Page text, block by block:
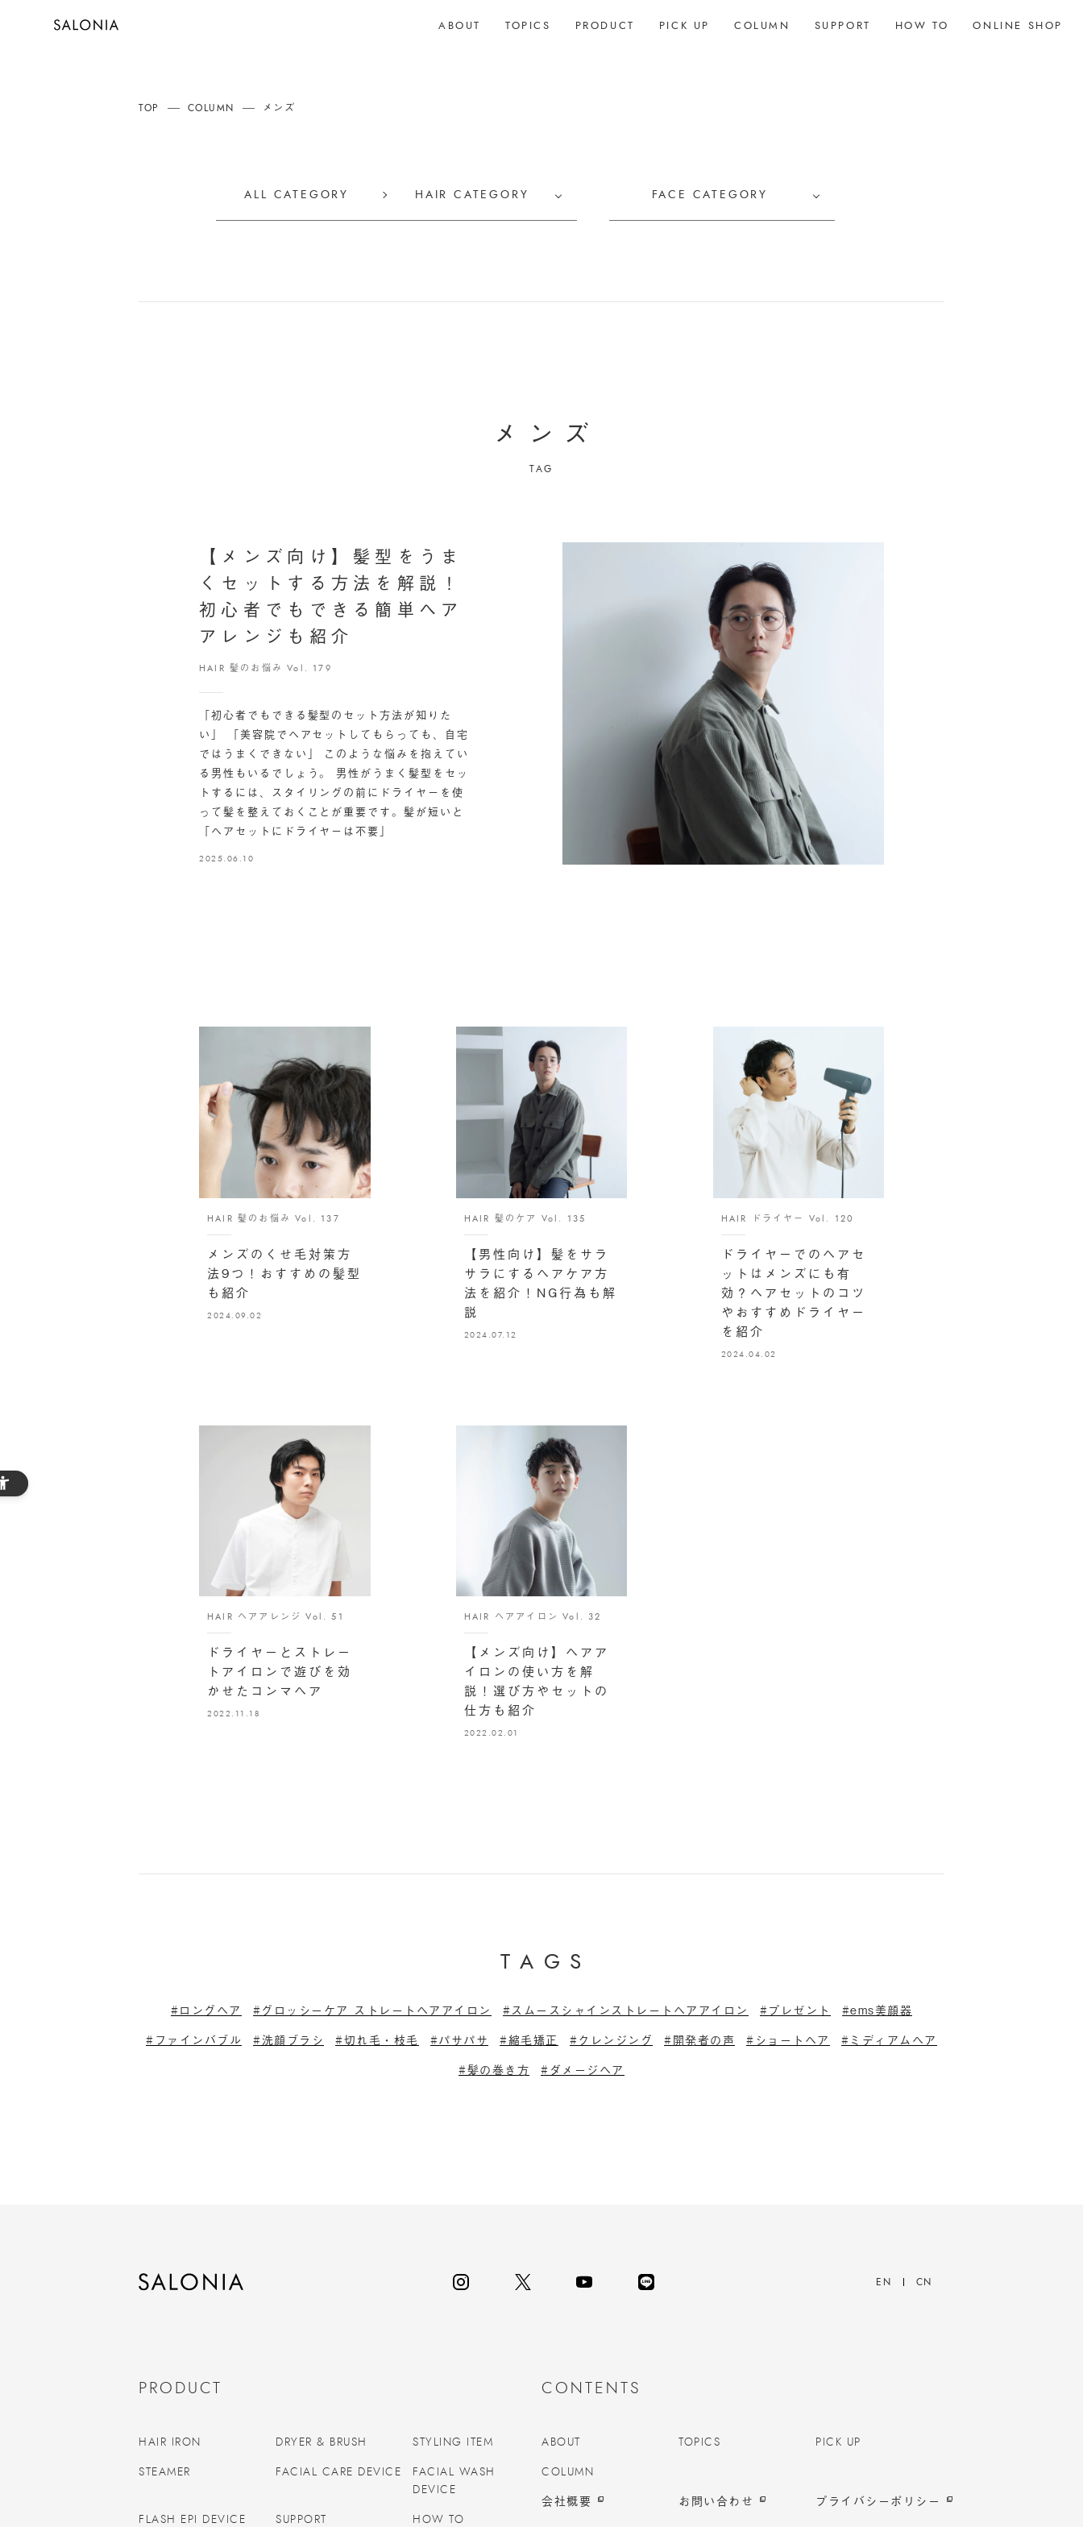
ABOUT TOPICS PRODUCT PICK UP COLUMN SUPPORT HOW TO ONLINE SHOP
TOP COLUMN メンズ
ALL CATEGORY HAIR CATEGORY FACE CATEGORY
メ ン ズ
TAG
HAIR 髪のお悩み Vol. 179
【メンズ向け】髪型をうま
くセットする方法を解説！
初心者でもできる簡単ヘア
アレンジも紹介
「初心者でもできる髪型のセット方法が知りた
い」 「美容院でヘアセットしてもらっても、自宅
ではうまくできない」 このような悩みを抱えてい
る男性もいるでしょう。 男性がうまく髪型をセッ
トするには、スタイリングの前にドライヤーを使
って髪を整えておくことが重要です。髪が短いと
「ヘアセットにドライヤーは不要」
2025.06.10
HAIR 髪のお悩み Vol. 137
メンズのくせ毛対策方
法9つ！おすすめの髪型
も紹介
2024.09.02
HAIR 髪のケア Vol. 135
【男性向け】髪をサラ
サラにするヘアケア方
法を紹介！NG行為も解
説
2024.07.12
HAIR ドライヤー Vol. 120
ドライヤーでのヘアセ
ットはメンズにも有
効？ヘアセットのコツ
やおすすめドライヤー
を紹介
2024.04.02
HAIR ヘアアレンジ Vol. 51
ドライヤーとストレー
トアイロンで遊びを効
かせたコンマヘア
2022.11.18
HAIR ヘアアイロン Vol. 32
【メンズ向け】ヘアア
イロンの使い方を解
説！選び方やセットの
仕方も紹介
2022.02.01
T A G S
ロングヘア グロッシーケア ストレートヘアアイロン スムースシャインストレートヘアアイロン プレゼント
ems美顔器
ファインバブル
洗顔ブラシ 切れ毛・枝毛 パサパサ 縮毛矯正 クレンジング 開発者の声 ショートヘア
ミディアムヘア
髪の巻き方
ダメージヘア
EN CN
PRODUCT
HAIR IRON DRYER & BRUSH STYLING ITEM
STEAMER FACIAL CARE DEVICE
FACIAL WASH
DEVICE
FLASH EPI DEVICE SUPPORT HOW TO
CONTENTS
ABOUT TOPICS PICK UP
COLUMN
会社概要 お問い合わせ プライバシーポリシー